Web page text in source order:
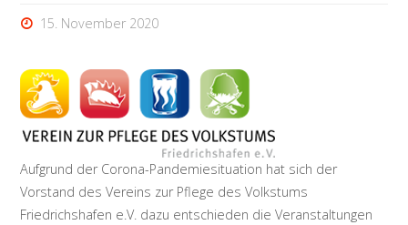
15. November 2020
Aufgrund der Corona-Pandemiesituation hat sich der
Vorstand des Vereins zur Pflege des Volkstums
Friedrichshafen e.V. dazu entschieden die Veranstaltungen